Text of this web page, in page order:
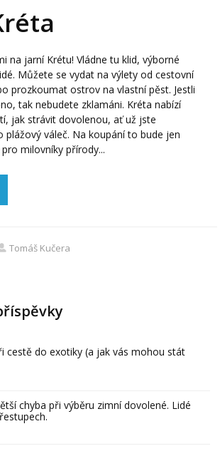
na jarní Krétu! Vládne tu klid, výborné
Můžete se vydat na výlety od cestovní
prozkoumat ostrov na vlastní pěst. Jestli
tak nebudete zklamáni. Kréta nabízí
jak strávit dovolenou, ať už jste
plážový váleč. Na koupání to bude jen
milovníky přírody...
Tomáš Kučera
cestě do exotiky (a jak vás mohou stát
chyba při výběru zimní dovolené. Lidé